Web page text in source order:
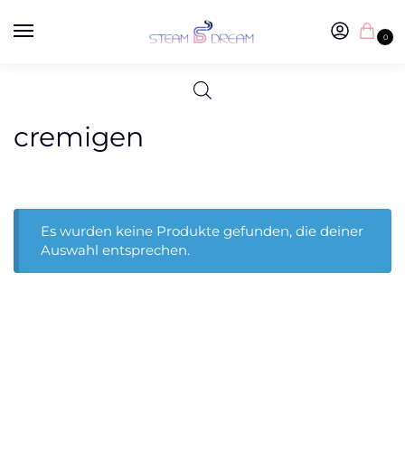
0
cremigen
Es wurden keine Produkte gefunden, die deiner
Auswahl entsprechen.